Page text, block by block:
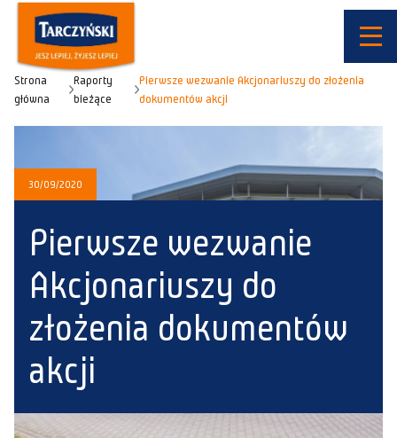
Strona
główna
Raporty
bieżące
Pierwsze wezwanie Akcjonariuszy do złożenia
dokumentów akcji
30/09/2020
Pierwsze wezwanie
Akcjonariuszy do
złożenia dokumentów
akcji